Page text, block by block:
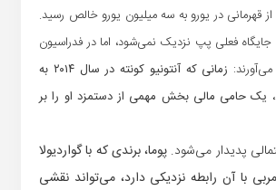
قهرمانی در یورو به سه میلیون یورو خالص رسید.
فعلی پپ نزدیک نمی‌شود، اما در فدراسیون
زمانی که آنتونیو کونته در سال ۲۰۱۴ به
یک حامی مالی بخش مهمی از دستمزد او را بر
پدیدار می‌شود. پوما، برندی که با گواردیولا
با آن رابطه نزدیکی دارد، می‌تواند نقشی